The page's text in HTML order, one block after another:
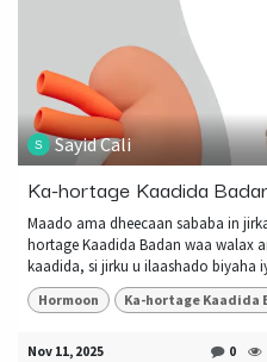
Sayid Cali
Ka-hortage Kaadida
Maado ama dheecaan sababa in
hortage Kaadida Badan waa walax
kaadida, si jirku u ilaashado biyaha
Hormoon Ka-hortage Kaadida
Nov 11, 2025 0